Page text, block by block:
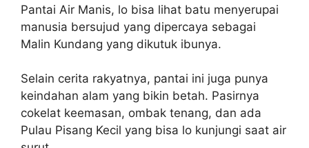
Pantai Air Manis, lo bisa lihat batu menyerupai
manusia bersujud yang dipercaya sebagai
Malin Kundang yang dikutuk ibunya.
Selain cerita rakyatnya, pantai ini juga punya
keindahan alam yang bikin betah. Pasirnya
cokelat keemasan, ombak tenang, dan ada
Pulau Pisang Kecil yang bisa lo kunjungi saat air